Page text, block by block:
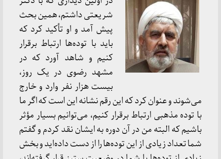
شریعتی داشتم، همین بحث
پیش آمد و او تأکید کرد که
باید با توده‌ها ارتباط برقرار
کنیم و شاهد آورد که در
مشهد رضوی در یک روز،
بیست هزار نفر وارد و خارج
می‌شوند و عنوان کرد که این رقم نشانه این است که اگر ما
با توده مذهبی ارتباط برقرار کنیم، می‌توانیم بسیار مؤثر
باشیم که البته من در آن دوره به ایشان نقد کردم و گفتم
شما تعداد زیادی از این توده‌ها را از دست داده‌اید و بخش